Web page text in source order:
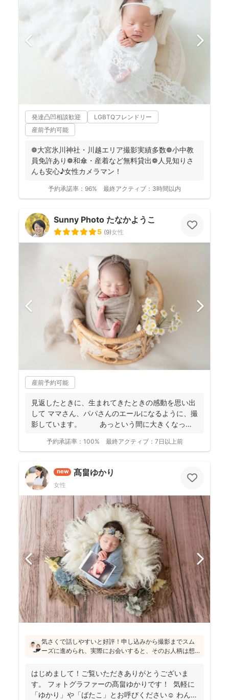
発達凸凹相談歓迎
LGBTQフレンドリー
産前予約可能
❁大宮氷川神社・川越エリア撮影実績多数❁小中教
員免許あり❁和傘・産着など無料貸出❁人見知りさ
んも安心♪女性カメラマン！
予約承諾率： 96% 最終アクティブ： 3時間以内
Sunny Photo たなかようこ
5 (9)女性
産前予約可能
見返したときに、生まれてきたときの感動を思い出
して ママさん、パパさんのエールになるように、撮
影しています。 あっという間に大きくなって
予約承諾率： 100% 最終アクティブ： 7日以上前
new 髙畠ゆかり
女性
気さくで話しやすいと好評！申し込みから撮影までスム
ーズに進められ、実際にお会いすると、そのお人柄は想
フォトの研修をしっかり受講され、ウェディング業界経
験もあり、赤ちゃんから大人まで安心してお写りいただ
けます♪
はじめまして！ご覧いただきありがとうございま
す。 フォトグラファーの髙畠ゆかりです！ 気軽に
「ゆかり」や「ばたこ」とお呼びください☺︎ わんぱ